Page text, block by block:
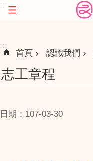
跳到主要內容區塊
:::
首頁 認識我們
志工章程
日期：107-03-30